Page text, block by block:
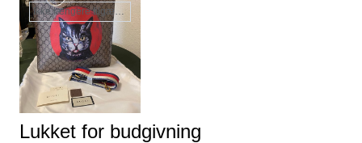
Ikke længere tilgængelig
Lukket for budgivning